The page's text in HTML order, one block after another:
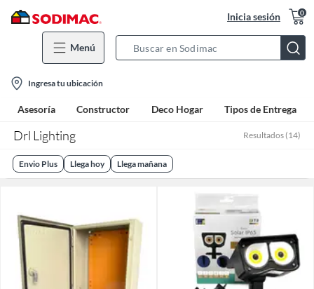
Inicia sesión 0
Menú
Bar
location-
icon
Ingresa tu ubicación
Asesoría Constructor Deco Hogar Tipos de Entrega
Drl Lighting Resultados (14)
Envio Plus Llega hoy Llega mañana